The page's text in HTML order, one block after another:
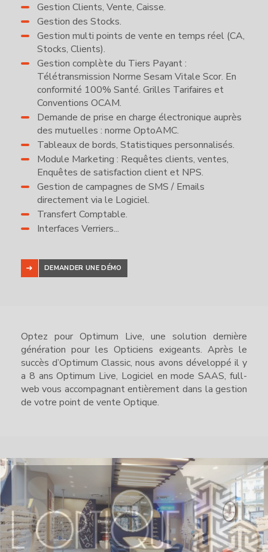
Gestion Clients, Vente, Caisse.
Gestion des Stocks.
Gestion multi points de vente en temps réel (CA,
Stocks, Clients).
Gestion complète du Tiers Payant :
Télétransmission Norme Sesam Vitale Scor. En
conformité 100% Santé. Grilles Tarifaires et
Conventions OCAM.
Demande de prise en charge électronique auprès
des mutuelles : norme OptoAMC.
Tableaux de bords, Statistiques personnalisés.
Module Marketing : Requêtes clients, ventes,
Enquêtes de satisfaction client et NPS.
Gestion de campagnes de SMS / Emails
directement via le Logiciel.
Transfert Comptable.
Interfaces Verriers...
DEMANDER UNE DÉMO
Optez pour Optimum Live, une solution dernière
génération pour les Opticiens exigeants. Après le
succès d’Optimum Classic, nous avons développé il y
a 8 ans Optimum Live, Logiciel en mode SAAS, full-
web vous accompagnant entièrement dans la gestion
de votre point de vente Optique.